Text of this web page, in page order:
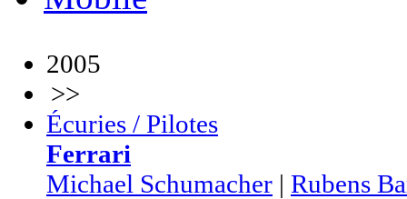
2005
>>
Écuries / Pilotes
Ferrari
Michael Schumacher | Rubens